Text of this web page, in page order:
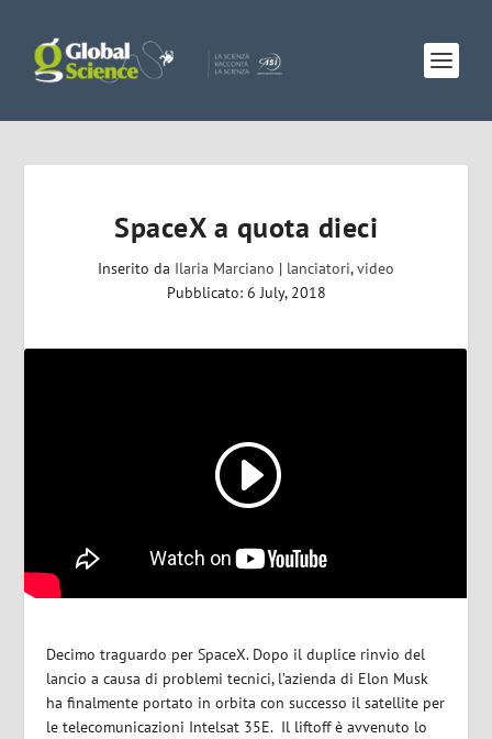
SpaceX a quota dieci
Inserito da Ilaria Marciano | lanciatori,video
Pubblicato: 6 July, 2018
Decimo traguardo per SpaceX. Dopo il duplice rinvio del
lancio a causa di problemi tecnici, l’azienda di Elon Musk
ha finalmente portato in orbita con successo il satellite per
le telecomunicazioni Intelsat 35E. Il liftoff è avvenuto lo